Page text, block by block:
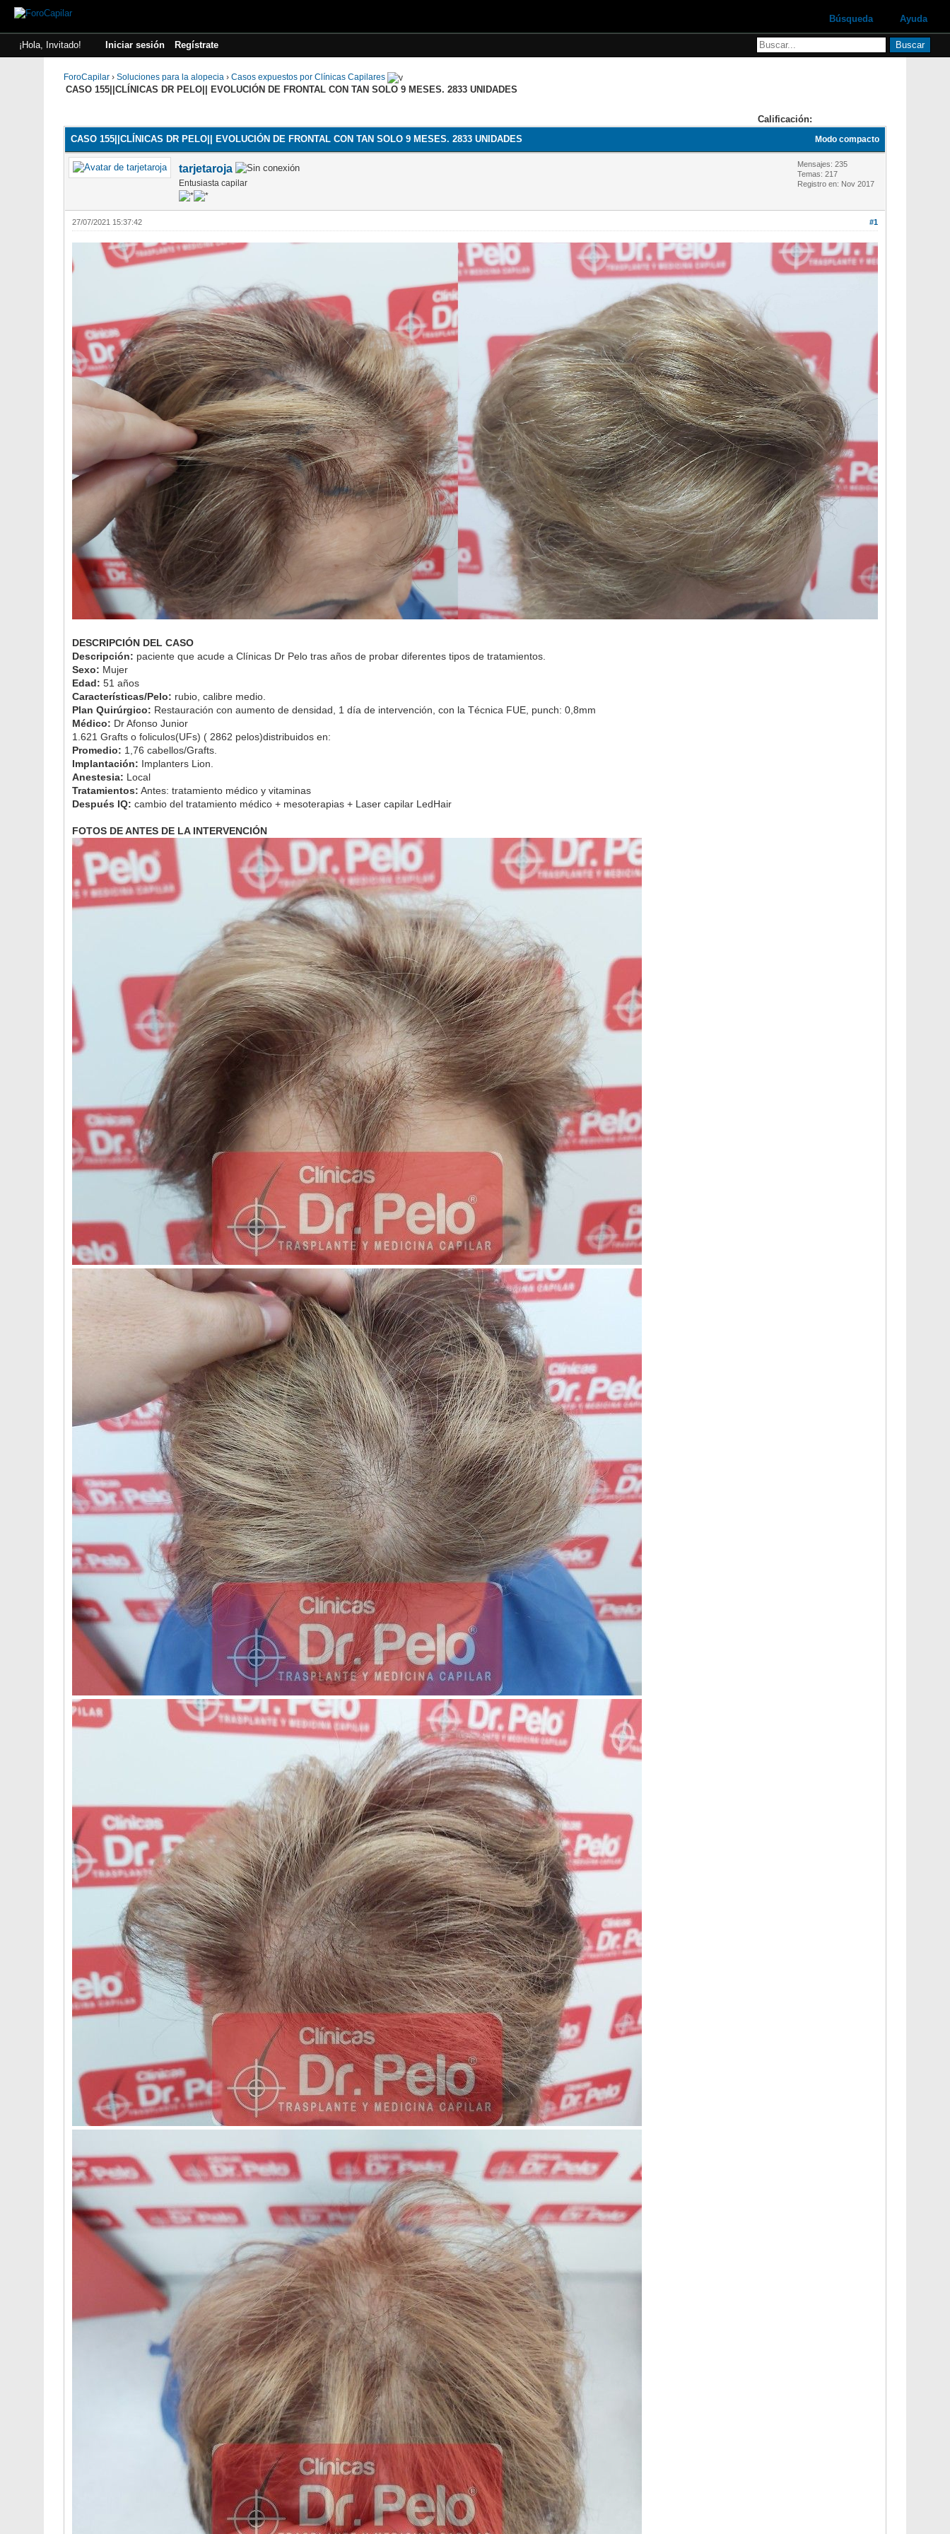
Búsqueda Ayuda
¡Hola, Invitado! Iniciar sesión Regístrate
ForoCapilar › Soluciones para la alopecia › Casos expuestos por Clínicas Capilares
CASO 155||CLÍNICAS DR PELO|| EVOLUCIÓN DE FRONTAL CON TAN SOLO 9 MESES. 2833 UNIDADES
Calificación:
Modo compacto
CASO 155||CLÍNICAS DR PELO|| EVOLUCIÓN DE FRONTAL CON TAN SOLO 9 MESES. 2833 UNIDADES
tarjetaroja
Entusiasta capilar
Mensajes: 235
Temas: 217
Registro en: Nov 2017
#1
27/07/2021 15:37:42
DESCRIPCIÓN DEL CASO
Descripción: paciente que acude a Clínicas Dr Pelo tras años de probar diferentes tipos de tratamientos.
Sexo: Mujer
Edad: 51 años
Características/Pelo: rubio, calibre medio.
Plan Quirúrgico: Restauración con aumento de densidad, 1 día de intervención, con la Técnica FUE, punch: 0,8mm
Médico: Dr Afonso Junior
1.621 Grafts o foliculos(UFs) ( 2862 pelos)distribuidos en:
Promedio: 1,76 cabellos/Grafts.
Implantación: Implanters Lion.
Anestesia: Local
Tratamientos: Antes: tratamiento médico y vitaminas
Después IQ: cambio del tratamiento médico + mesoterapias + Laser capilar LedHair
FOTOS DE ANTES DE LA INTERVENCIÓN